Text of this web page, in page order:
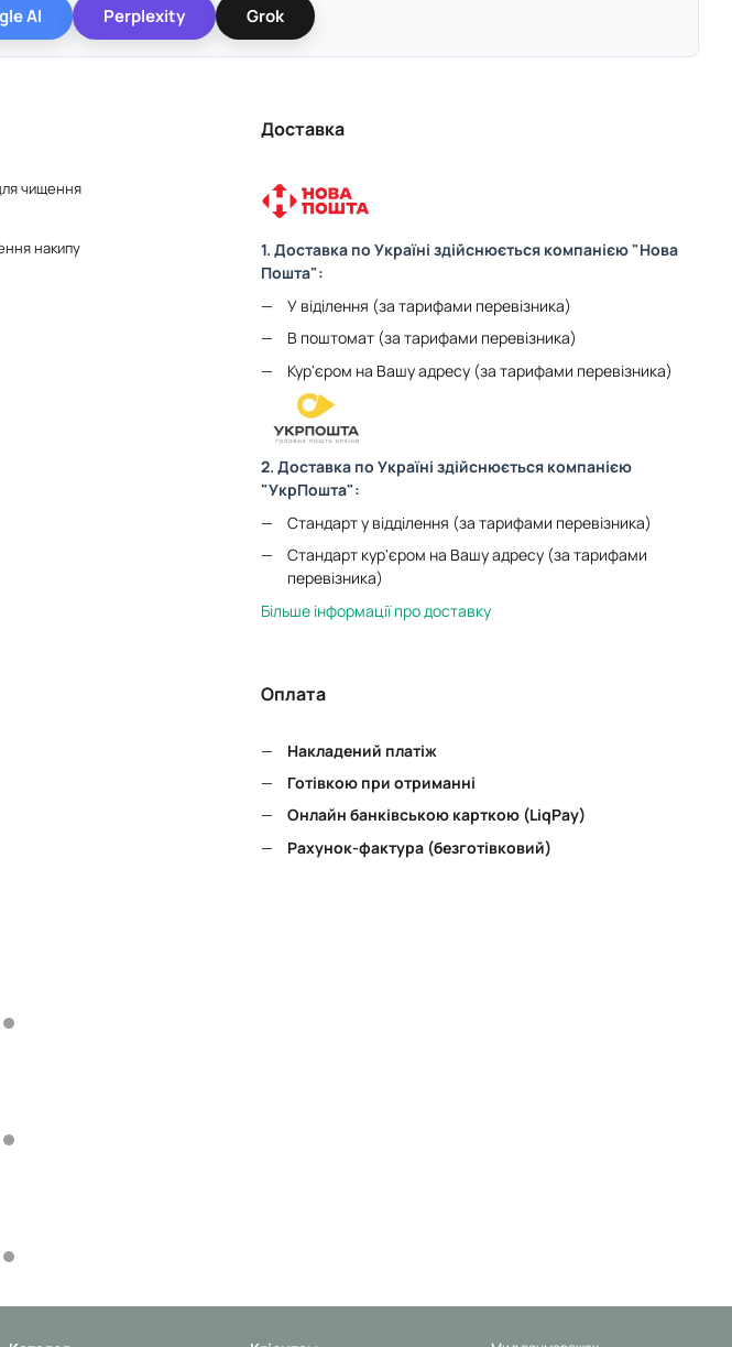
AI Perplexity Grok
чищення
накипу
Доставка
1. Доставка по Україні здійснюється компанією "Нова
Пошта":
У віділення (за тарифами перевізника)
В поштомат (за тарифами перевізника)
Кур'єром на Вашу адресу (за тарифами перевізника)
2. Доставка по Україні здійснюється компанією
"УкрПошта":
Стандарт у відділення (за тарифами перевізника)
Стандарт кур'єром на Вашу адресу (за тарифами
перевізника)
Більше інформації про доставку
Оплата
Накладений платіж
Готівкою при отриманні
Онлайн банківською карткою (LiqPay)
Рахунок-фактура (безготівковий)